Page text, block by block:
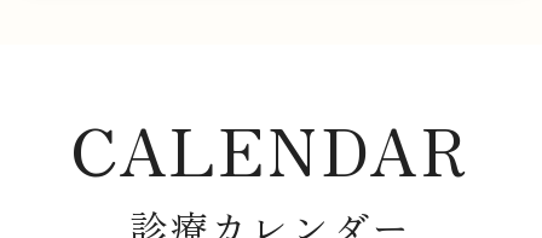
CALENDAR
診療カレンダー